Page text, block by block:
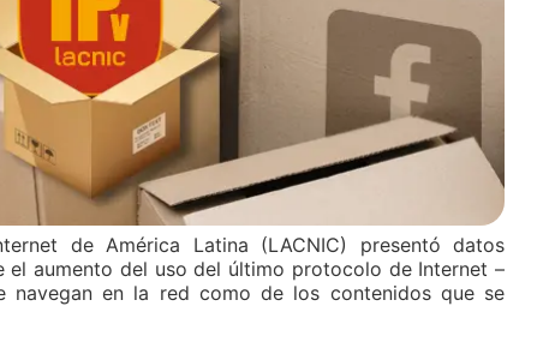
de América Latina (LACNIC) presentó datos
el aumento del uso del último protocolo de Internet –
en la red como de los contenidos que se